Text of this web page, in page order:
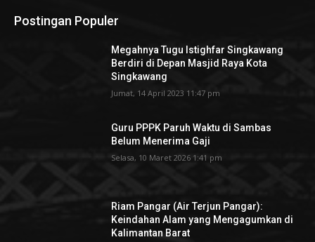
Postingan Populer
Megahnya Tugu Istighfar Singkawang
Berdiri di Depan Masjid Raya Kota
Singkawang
Jumat, 14 April 2023 11:47 pm
Guru PPPK Paruh Waktu di Sambas
Belum Menerima Gaji
Selasa, 10 Maret 2026 1:41 pm
Riam Pangar (Air Terjun Pangar):
Keindahan Alam yang Mengagumkan di
Kalimantan Barat